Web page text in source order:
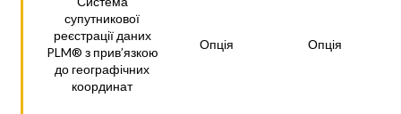
супутникової
реєстрації даних
PLM® з прив’язкою
до географічних
координат
Опція Опція